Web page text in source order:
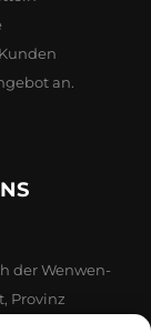
an.
der Wenwen-
Provinz